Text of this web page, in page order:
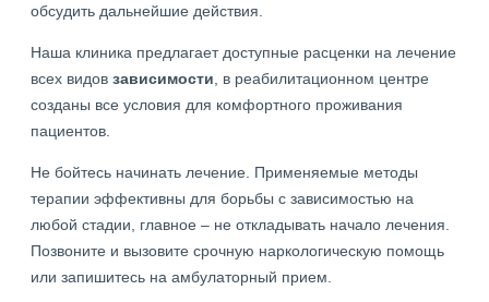
обсудить дальнейшие действия.
Наша клиника предлагает доступные расценки на лечение
всех видов зависимости , в реабилитационном центре
созданы все условия для комфортного проживания
пациентов.
Не бойтесь начинать лечение. Применяемые методы
терапии эффективны для борьбы с зависимостью на
любой стадии, главное – не откладывать начало лечения.
Позвоните и вызовите срочную наркологическую помощь
или запишитесь на амбулаторный прием.